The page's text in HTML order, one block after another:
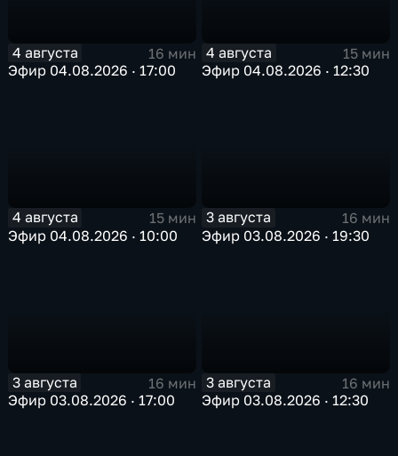
4 августа
16 мин
Эфир 04.08.2026 · 17:00
4 августа
15 мин
Эфир 04.08.2026 · 12:30
4 августа
15 мин
Эфир 04.08.2026 · 10:00
3 августа
16 мин
Эфир 03.08.2026 · 19:30
3 августа
16 мин
Эфир 03.08.2026 · 17:00
3 августа
16 мин
Эфир 03.08.2026 · 12:30